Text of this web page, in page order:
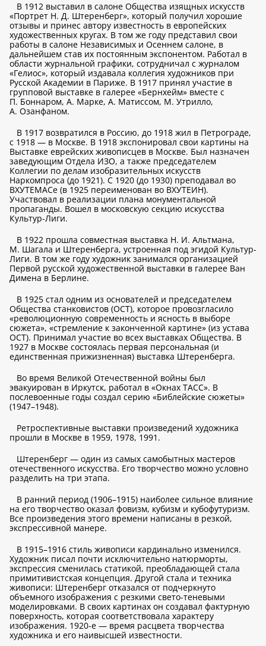
В 1912 выставил в салоне Общества изящных искусств
«Портрет Н. Д. Штеренберг», который получил хорошие
отзывы и принес автору известность в европейских
художественных кругах. В том же году представил свои
работы в салоне Независимых и Осеннем салоне, в
дальнейшем став их постоянным экспонентом. Работал в
области журнальной графики, сотрудничал с журналом
«Гелиос», который издавала коллегия художников при
Русской Академии в Париже. В 1917 принял участие в
групповой выставке в галерее «Бернхейм» вместе с
П. Боннаром, А. Марке, А. Матиссом, М. Утрилло,
А. Озанфаном.
В 1917 возвратился в Россию, до 1918 жил в Петрограде,
с 1918 — в Москве. В 1918 экспонировал свои картины на
Выставке еврейских живописцев в Москве. Был назначен
заведующим Отдела ИЗО, а также председателем
Коллегии по делам изобразительных искусств
Наркомпроса (до 1921). С 1920 (до 1930) преподавал во
ВХУТЕМАСе (в 1925 переименован во ВХУТЕИН).
Участвовал в реализации плана монументальной
пропаганды. Вошел в московскую секцию искусства
Культур-Лиги.
В 1922 прошла совместная выставка Н. И. Альтмана,
М. Шагала и Штеренберга, устроенная под эгидой Культур-
Лиги. В том же году художник занимался организацией
Первой русской художественной выставки в галерее Ван
Димена в Берлине.
В 1925 стал одним из основателей и председателем
Общества станковистов (ОСТ), которое провозгласило
«революционную современность и ясность в выборе
сюжета», «стремление к законченной картине» (из устава
ОСТ). Принимал участие во всех выставках Общества. В
1927 в Москве состоялась первая персональная (и
единственная прижизненная) выставка Штеренберга.
Во время Великой Отечественной войны был
эвакуирован в Иркутск, работал в «Окнах ТАСС». В
послевоенные годы создал серию «Библейские сюжеты»
(1947–1948).
Ретроспективные выставки произведений художника
прошли в Москве в 1959, 1978, 1991.
Штеренберг — один из самых самобытных мастеров
отечественного искусства. Его творчество можно условно
разделить на три этапа.
В ранний период (1906–1915) наиболее сильное влияние
на его творчество оказал фовизм, кубизм и кубофутуризм.
Все произведения этого времени написаны в резкой,
экспрессивной манере.
В 1915–1916 стиль живописи кардинально изменился.
Художник писал почти исключительно натюрморты,
экспрессия сменилась статикой, преобладающей стала
примитивистская концепция. Другой стала и техника
живописи: Штеренберг отказался от подчеркнуто
объемного изображения с резкими свето-теневыми
моделировками. В своих картинах он создавал фактурную
поверхность, которая соответствовала характеру
изображения. 1920-е — время расцвета творчества
художника и его наивысшей известности.